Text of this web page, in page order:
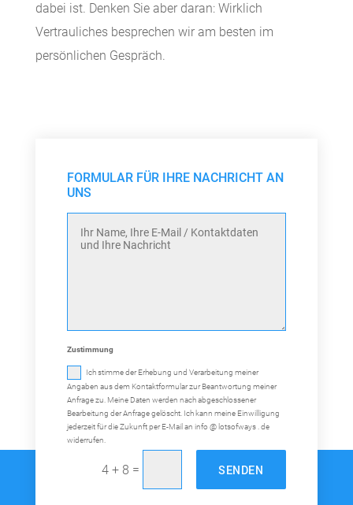
dabei ist. Denken Sie aber daran: Wirklich
Vertrauliches besprechen wir am besten im
persönlichen Gespräch.
FORMULAR FÜR IHRE NACHRICHT AN
UNS
Zustimmung
Ich stimme der Erhebung und Verarbeitung meiner
Angaben aus dem Kontaktformular zur Beantwortung meiner
Anfrage zu. Meine Daten werden nach abgeschlossener
Bearbeitung der Anfrage gelöscht. Ich kann meine Einwilligung
jederzeit für die Zukunft per E-Mail an info @ lotsofways . de
widerrufen.
4 + 8 = SENDEN
Alternative: